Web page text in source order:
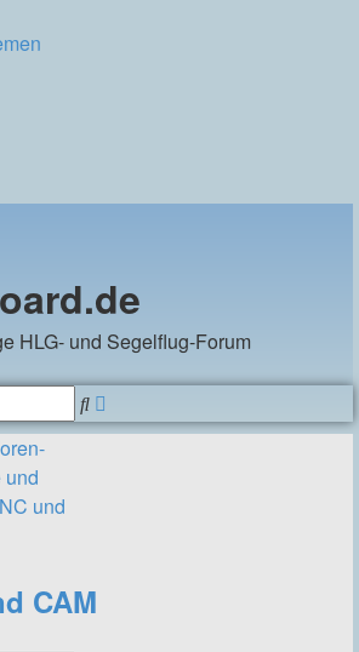
HLG- und Segelflug-Forum
Suche
Suche
und
und
CAM